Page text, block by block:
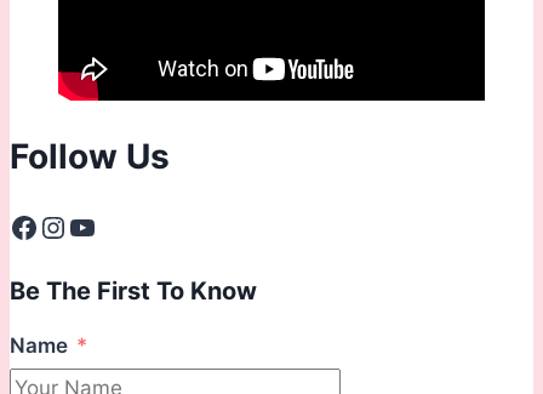
Follow Us
Facebook
Instagram
YouTube
Be The First To Know
Name